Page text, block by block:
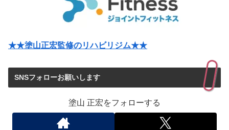
★★塗山正宏監修のリハビリジム★★
SNSフォローお願いします
塗山 正宏をフォローする